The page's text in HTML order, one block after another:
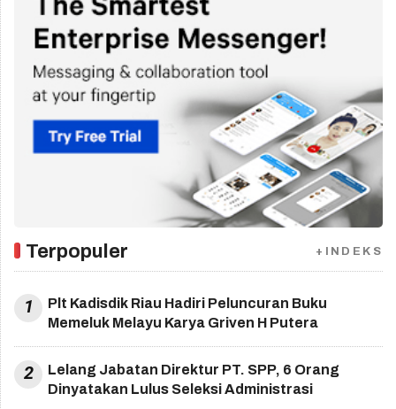
Terpopuler +INDEKS
1
Plt Kadisdik Riau Hadiri Peluncuran Buku
Memeluk Melayu Karya Griven H Putera
2
Lelang Jabatan Direktur PT. SPP, 6 Orang
Dinyatakan Lulus Seleksi Administrasi